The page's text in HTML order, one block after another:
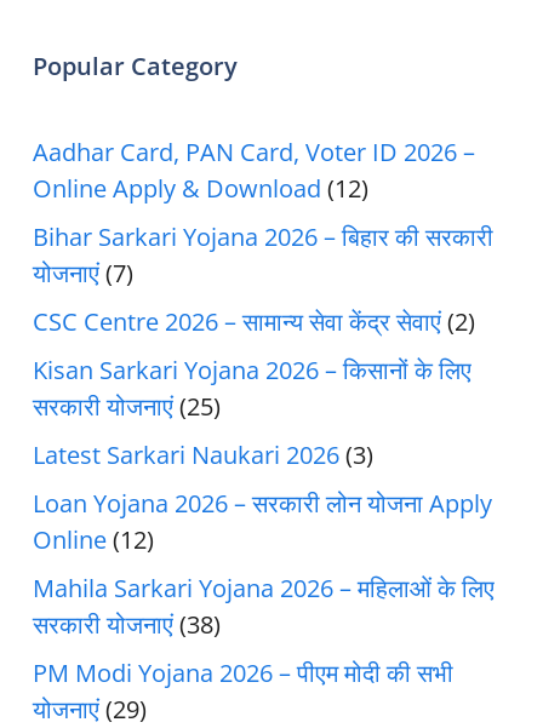
Popular Category
Aadhar Card, PAN Card, Voter ID 2026 –
Online Apply & Download (12)
Bihar Sarkari Yojana 2026 – बिहार की सरकारी
योजनाएं(7)
CSC Centre 2026 – सामान्य सेवा केंद्र सेवाएं(2)
Kisan Sarkari Yojana 2026 – किसानों के लिए
सरकारी योजनाएं(25)
Latest Sarkari Naukari 2026(3)
Loan Yojana 2026 – सरकारी लोन योजना Apply
Online(12)
Mahila Sarkari Yojana 2026 – महिलाओं के लिए
सरकारी योजनाएं(38)
PM Modi Yojana 2026 – पीएम मोदी की सभी
योजनाएं(29)